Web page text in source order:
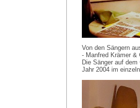
Von den Sängern
- Manfred Krämer &
Die Sänger auf
Jahr 2004 im